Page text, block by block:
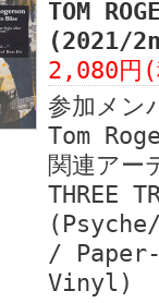
TOM
(2021/
2,080円
参加メン
Tom
関連アー
THREE
/
Vinyl)